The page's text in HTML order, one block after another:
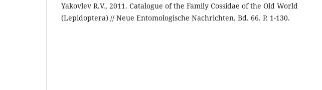
Yakovlev R.V., 2011. Catalogue of the Family Cossidae of the Old World
(Lepidoptera) // Neue Entomologische Nachrichten. Bd. 66. P. 1-130.